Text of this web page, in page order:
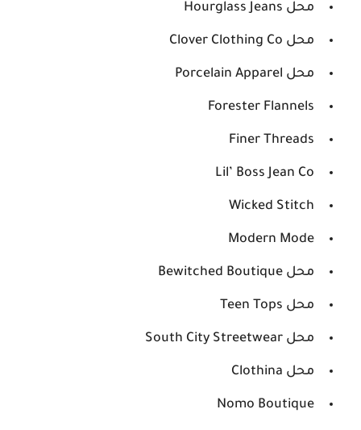
محل Hourglass Jeans
محل Clover Clothing Co
محل Porcelain Apparel
Forester Flannels
Finer Threads
Lil’ Boss Jean Co
Wicked Stitch
Modern Mode
محل Bewitched Boutique
محل Teen Tops
محل South City Streetwear
محل Clothina
Nomo Boutique